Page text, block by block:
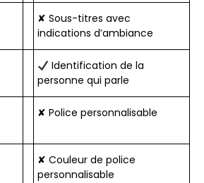
✘ Sous-titres avec
indications d’ambiance
Identification de la
personne qui parle
✘ Police personnalisable
✘ Couleur de police
personnalisable